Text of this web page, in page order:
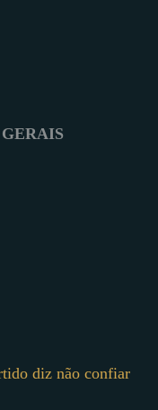
diz não confiar